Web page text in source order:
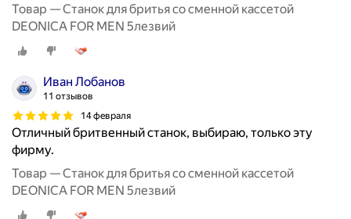
Товар — Станок для бритья со сменной кассетой
DEONICA FOR MEN 5лезвий
Иван Лобанов
11 отзывов
14 февраля
Отличный бритвенный станок, выбираю, только эту
фирму.
Товар — Станок для бритья со сменной кассетой
DEONICA FOR MEN 5лезвий